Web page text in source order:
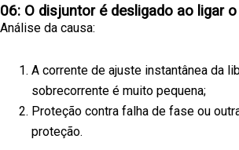
06: O disjuntor é desligado ao ligar
Análise da causa:
A corrente de ajuste instantânea da
sobrecorrente é muito pequena;
Proteção contra falha de fase ou
proteção.